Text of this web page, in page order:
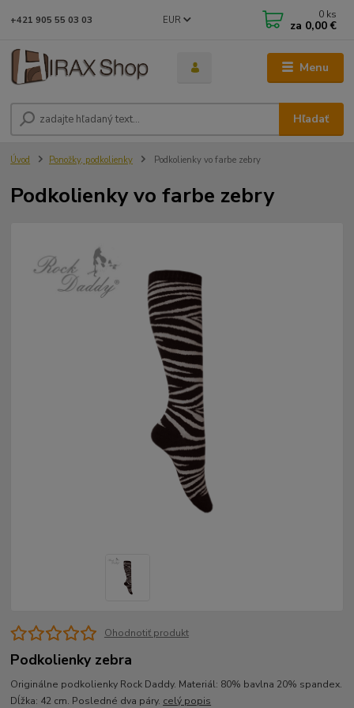
Menu
EUR
Hľadať
+421 905 55 03 03 0 ks
za 0,00 €
Úvod Ponožky, podkolienky Podkolienky vo farbe zebry
Podkolienky vo farbe zebry
Ohodnotiť produkt
Podkolienky zebra
Originálne podkolienky Rock Daddy. Materiál: 80% bavlna 20% spandex.
Dĺžka: 42 cm. Posledné dva páry. celý popis